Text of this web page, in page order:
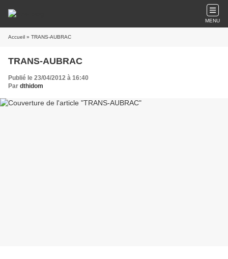
MENU
Accueil » TRANS-AUBRAC
TRANS-AUBRAC
Publié le 23/04/2012 à 16:40
Par dthidom